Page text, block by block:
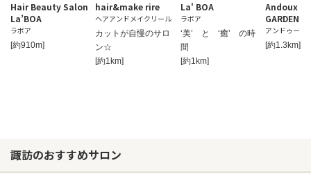
Hair Beauty Salon
La’BOA
ラボア
[約910m]
hair&make rire
ヘアアンドメイクリール
カットが自慢のサロ
ン☆
[約1km]
La' BOA
ラボア
‘美’ と ‘癒’ の時
間
[約1km]
Andoux
GARDEN
アンドゥー
[約1.3km]
諏訪のおすすめサロン